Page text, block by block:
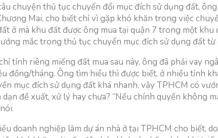
chuyện thủ tục chuyển đổi mục đích sử dụng đất,
Mai, cho biết chỉ vì gặp khó khăn trong việc
ở mà khu đất được ông mua tại quận 7 trong một khu
mắc trong thủ tục chuyển mục đích sử dụng đất
tính riêng miếng đất mua sau này, ông đã phải vay
đồng/tháng. Ông tìm hiểu thì được biết, ở nhiều tỉnh
mục đích sử dụng đất khá nhanh, vậy TPHCM có
đề xuất, xử lý hay chưa? “Nếu chính quyền không
doanh nghiệp làm dự án nhà ở tại TPHCM cho biết,